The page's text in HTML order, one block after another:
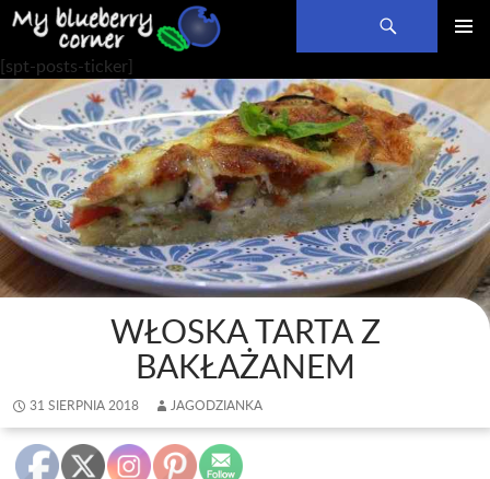
Szukaj
PRZEJDŹ
DO
TREŚCI
[spt-posts-ticker]
WŁOSKA TARTA Z
BAKŁAŻANEM
31 SIERPNIA 2018 JAGODZIANKA